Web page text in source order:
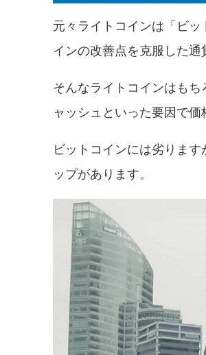
元々ライトコインは「ビ
インの改善点を克服した通
そんなライトコインはも
ャッシュといった要因で価
ビットコインには劣りま
ップがあります。